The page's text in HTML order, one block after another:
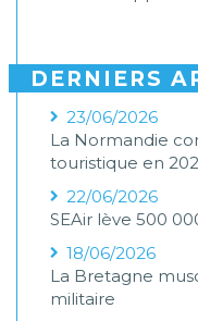
DERNIERS
23/06/2026
La Normandie
touristique en
22/06/2026
SEAir lève 500
18/06/2026
La Bretagne
militaire